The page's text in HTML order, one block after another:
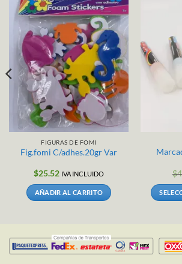
FIGURAS DE FOMI
Fig.fomi C/adhes.20gr Var
$25.52 IVA INCLUIDO
AÑADIR AL CARRITO
$